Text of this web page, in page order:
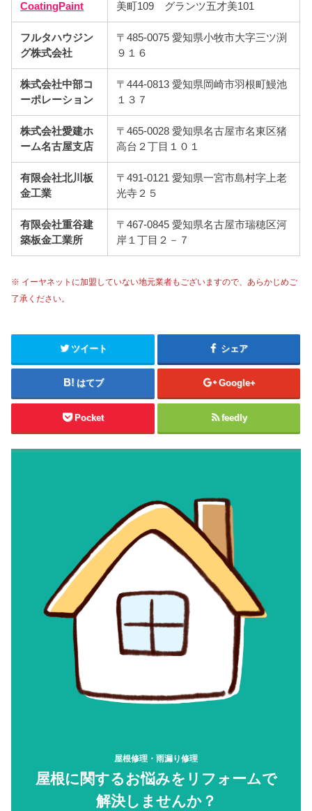
CoatingPaint
美町109 グランツ五才美101
フルタハウジン
グ株式会社
〒485-0075 愛知県小牧市大字三ツ渕
９１６
株式会社中部コ
ーポレーション
〒444-0813 愛知県岡崎市羽根町鰻池
１３７
株式会社愛建ホ
ーム名古屋支店
〒465-0028 愛知県名古屋市名東区猪
高台２丁目１０１
有限会社北川板
金工業
〒491-0121 愛知県一宮市島村字上老
光寺２５
有限会社重谷建
築板金工業所
〒467-0845 愛知県名古屋市瑞穂区河
岸１丁目２－７
※ イーヤネットに加盟していない地元業者もございますので、あらかじめご
了承ください。
ツイート シェア
はてブ Google+
Pocket feedly
屋根修理・雨漏り修理
屋根に関するお悩みをリフォームで
解決しませんか？